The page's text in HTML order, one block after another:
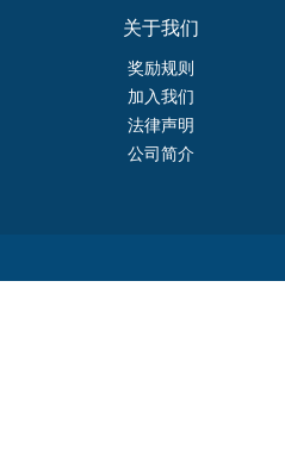
关于我们
奖励规则
加入我们
法律声明
公司简介